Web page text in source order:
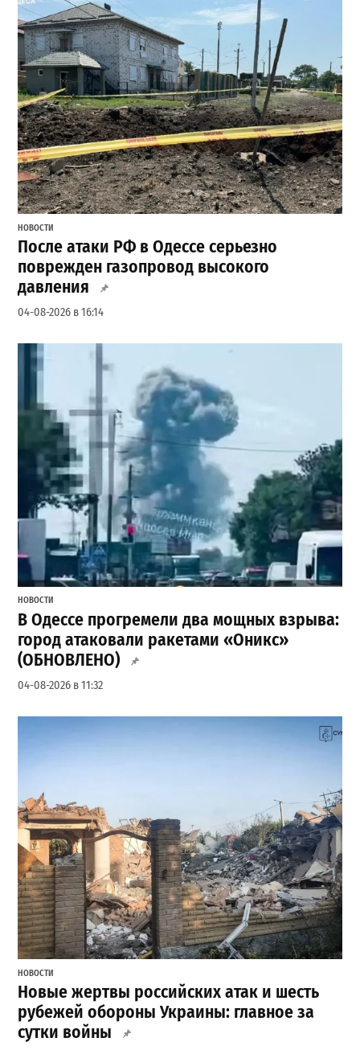
НОВОСТИ
После атаки РФ в Одессе серьезно
поврежден газопровод высокого
давления
04-08-2026 в 16:14
НОВОСТИ
В Одессе прогремели два мощных взрыва:
город атаковали ракетами «Оникс»
(ОБНОВЛЕНО)
04-08-2026 в 11:32
НОВОСТИ
Новые жертвы российских атак и шесть
рубежей обороны Украины: главное за
сутки войны